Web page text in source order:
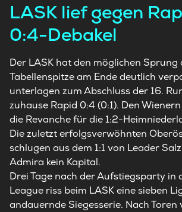
LASK lief gegen
0:4-Debakel
Der LASK hat den möglichen Sprung
Tabellenspitze am Ende deutlich
unterlagen zum Abschluss der 16.
zuhause Rapid 0:4 (0:1). Den
die Revanche für die 1:2-
Die zuletzt erfolgsverwöhnten
schlugen aus dem 1:1 von Leader
Admira kein Kapital.
Drei Tage nach der Aufstiegsparty in
League riss beim LASKeine sieben
andauernde Siegesserie. Nach Toren